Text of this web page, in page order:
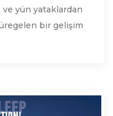
yün yataklardan
bir gelişim